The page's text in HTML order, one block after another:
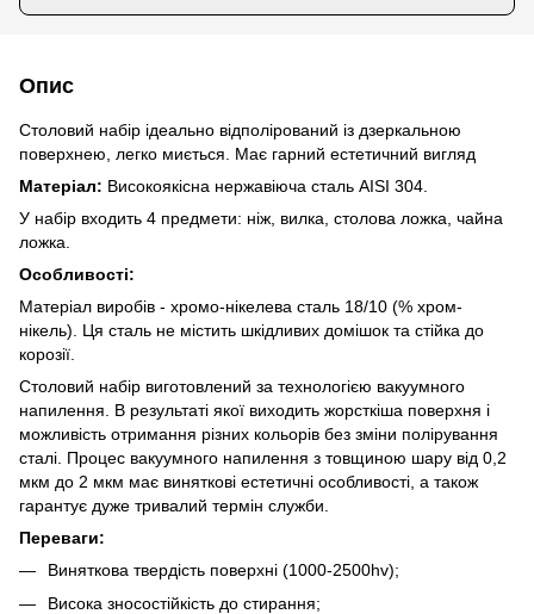
Опис
Столовий набір ідеально відполірований із дзеркальною
поверхнею, легко миється. Має гарний естетичний вигляд
Матеріал: Високоякісна нержавіюча сталь AISI 304.
У набір входить 4 предмети: ніж, вилка, столова ложка, чайна
ложка.
Особливості:
Матеріал виробів - хромо-нікелева сталь 18/10 (% хром-
нікель). Ця сталь не містить шкідливих домішок та стійка до
корозії.
Столовий набір виготовлений за технологією вакуумного
напилення. В результаті якої виходить жорсткіша поверхня і
можливість отримання різних кольорів без зміни полірування
сталі. Процес вакуумного напилення з товщиною шару від 0,2
мкм до 2 мкм має виняткові естетичні особливості, а також
гарантує дуже тривалий термін служби.
Переваги:
Виняткова твердість поверхні (1000-2500hv);
Висока зносостійкість до стирання;